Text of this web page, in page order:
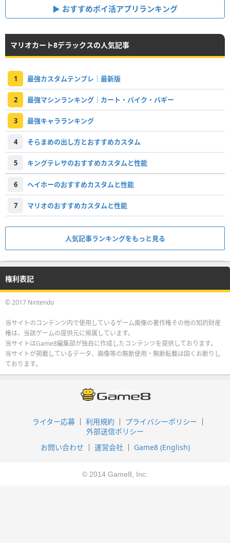
おすすめポイ活アプリランキング
マリオカート8デラックスの人気記事
1 最強カスタムテンプレ｜最新版
2 最強マシンランキング｜カート・バイク・バギー
3 最強キャラランキング
4 そらまめの出し方とおすすめカスタム
5 キングテレサのおすすめカスタムと性能
6 ヘイホーのおすすめカスタムと性能
7 マリオのおすすめカスタムと性能
人気記事ランキングをもっと見る
権利表記
© 2017 Nintendo
当サイトのコンテンツ内で使用しているゲーム画像の著作権その他の知的財産
権は、当該ゲームの提供元に帰属しています。
当サイトはGame8編集部が独自に作成したコンテンツを提供しております。
当サイトが掲載しているデータ、画像等の無断使用・無断転載は固くお断りし
ております。
ライター応募 利用規約
プライバシーポリシー
外部送信ポリシー
お問い合わせ
運営会社 Game8 (English)
© 2014 Game8, Inc.